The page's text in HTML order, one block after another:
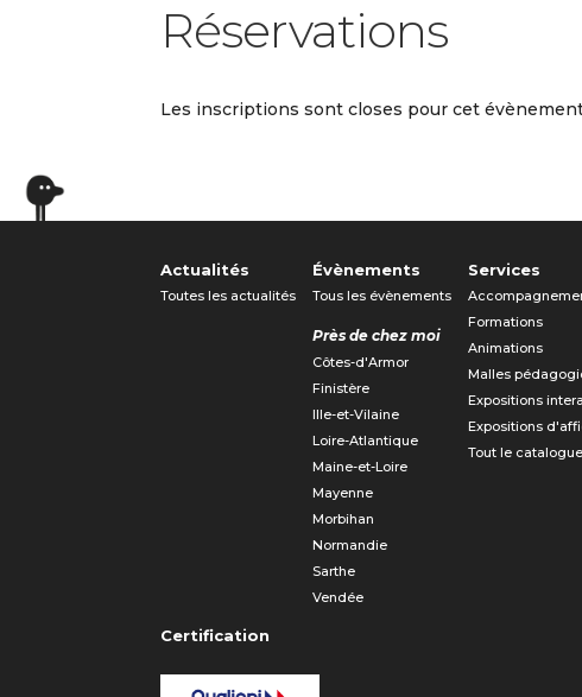
Réservations
Les inscriptions sont closes pour cet
Actualités
Toutes les actualités
Évènements
Tous les évènements
Près de chez moi
Côtes-d'Armor
Finistère
Ille-et-Vilaine
Loire-Atlantique
Maine-et-Loire
Mayenne
Morbihan
Normandie
Sarthe
Vendée
Services
Formations
Animations
Malles
Expositions
Expositions
Tout le catalogue
Certification